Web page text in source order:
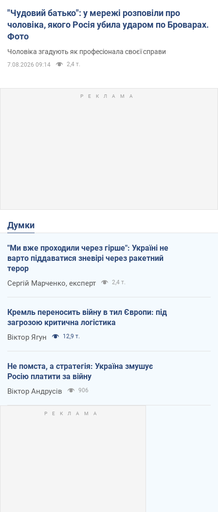
"Чудовий батько": у мережі розповіли про
чоловіка, якого Росія убила ударом по Броварах.
Фото
Чоловіка згадують як професіонала своєї справи
7.08.2026 09:14 2,4 т.
Думки
"Ми вже проходили через гірше": Україні не
варто піддаватися зневірі через ракетний
терор
Сергій Марченко, експерт 2,4 т.
Кремль переносить війну в тил Європи: під
загрозою критична логістика
Віктор Ягун 12,9 т.
Не помста, а стратегія: Україна змушує
Росію платити за війну
Віктор Андрусів 906